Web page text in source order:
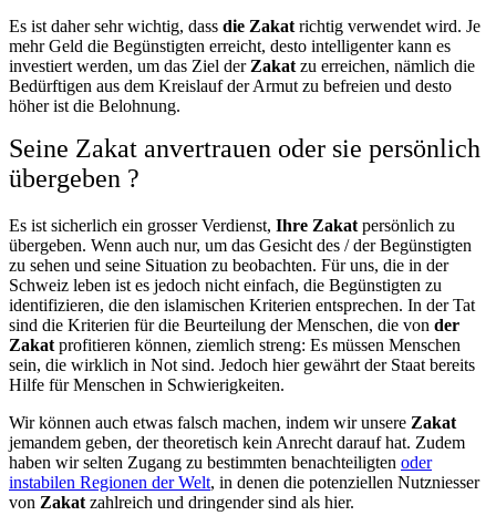
Es ist daher sehr wichtig, dass die Zakatrichtig verwendet wird. Je
mehr Geld die Begünstigten erreicht, desto intelligenter kann es
investiert werden, um das Ziel derZakatzu erreichen, nämlich die
Bedürftigen aus dem Kreislauf der Armut zu befreien und desto
höher ist die Belohnung.
Seine Zakat anvertrauen oder sie persönlich
übergeben ?
Es ist sicherlich ein grosser Verdienst, Ihre Zakatpersönlich zu
übergeben. Wenn auch nur, um das Gesicht des / der Begünstigten
zu sehen und seine Situation zu beobachten. Für uns, die in der
Schweiz leben ist es jedoch nicht einfach, die Begünstigten zu
identifizieren, die den islamischen Kriterien entsprechen. In der Tat
sind die Kriterien für die Beurteilung der Menschen, die von der
Zakatprofitieren können, ziemlich streng: Es müssen Menschen
sein, die wirklich in Not sind. Jedoch hier gewährt der Staat bereits
Hilfe für Menschen in Schwierigkeiten.
Wir können auch etwas falsch machen, indem wir unsere Zakat
jemandem geben, der theoretisch kein Anrecht darauf hat. Zudem
haben wir selten Zugang zu bestimmten benachteiligten oder
instabilen Regionen der Welt, in denen die potenziellen Nutzniesser
von Zakatzahlreich und dringender sind als hier.